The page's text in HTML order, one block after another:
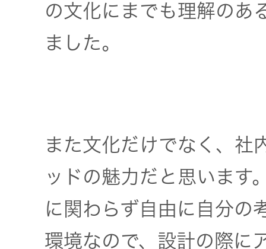
の文化にまでも理解のあ
ました。
また文化だけでなく、社
ッドの魅力だと思います
に関わらず自由に自分の
環境なので、設計の際に